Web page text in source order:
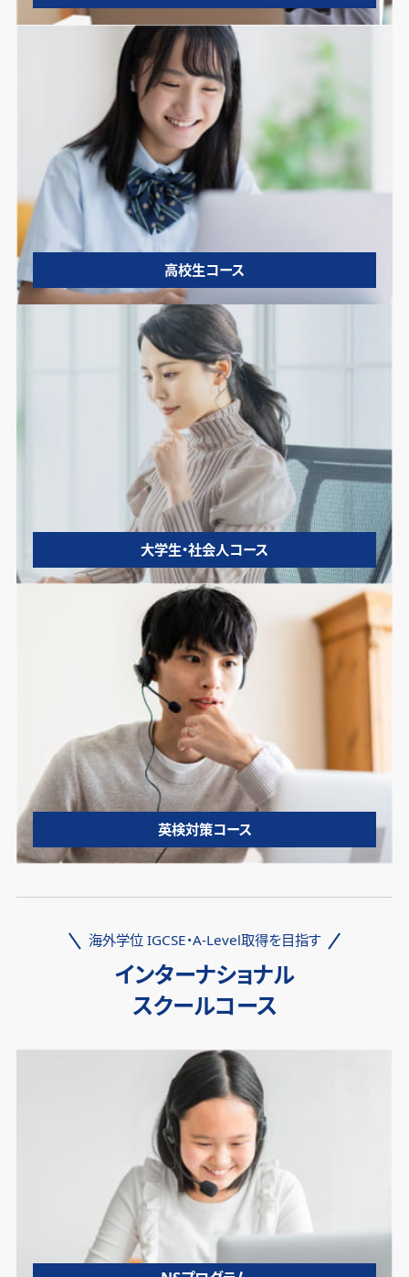
高校生コース
大学生・社会人コース
英検対策コース
海外学位 IGCSE・A-Level取得を目指す
インターナショナル
スクールコース